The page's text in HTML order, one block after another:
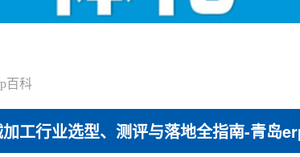
百科
工行业选型、测评与落地全指南-青岛